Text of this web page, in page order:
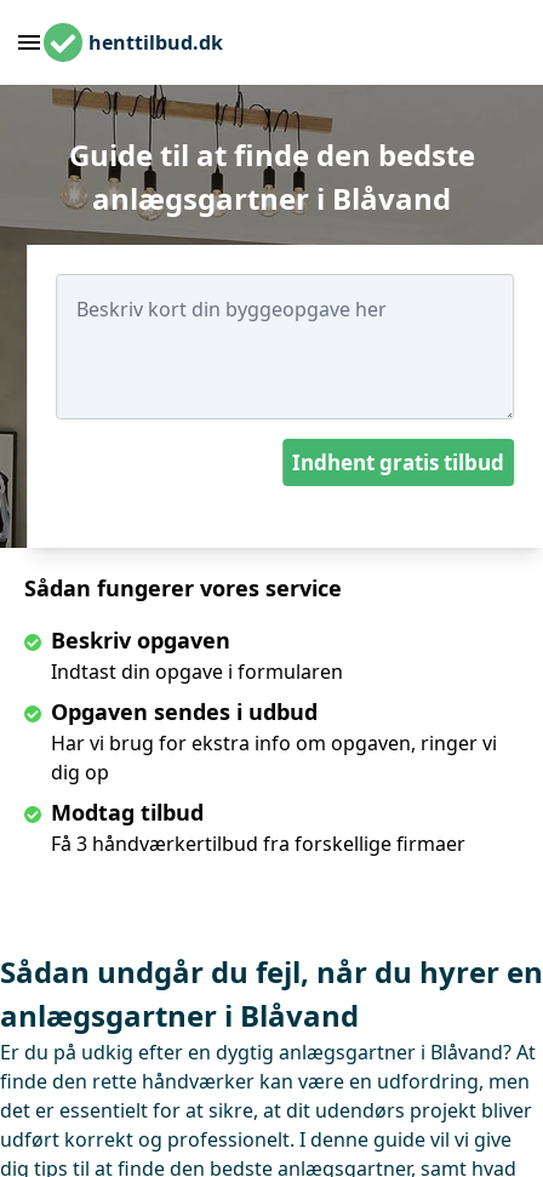
henttilbud.dk
Guide til at finde den bedste
anlægsgartner i Blåvand
Sådan fungerer vores service
Beskriv opgaven
Indtast din opgave i formularen
Opgaven sendes i udbud
Har vi brug for ekstra info om opgaven, ringer vi
dig op
Modtag tilbud
Få 3 håndværkertilbud fra forskellige firmaer
Indhent gratis tilbud
Sådan undgår du fejl, når du hyrer en
anlægsgartner i Blåvand
Er du på udkig efter en dygtig anlægsgartner i Blåvand? At
finde den rette håndværker kan være en udfordring, men
det er essentielt for at sikre, at dit udendørs projekt bliver
udført korrekt og professionelt. I denne guide vil vi give
dig tips til at finde den bedste anlægsgartner, samt hvad